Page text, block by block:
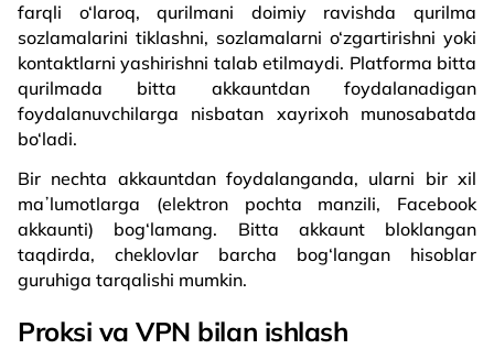
farqli o‘laroq, qurilmani doimiy ravishda qurilma
sozlamalarini tiklashni, sozlamalarni o‘zgartirishni yoki
kontaktlarni yashirishni talab etilmaydi. Platforma bitta
qurilmada bitta akkauntdan foydalanadigan
foydalanuvchilarga nisbatan xayrixoh munosabatda
bo‘ladi.
Bir nechta akkauntdan foydalanganda, ularni bir xil
maʼlumotlarga (elektron pochta manzili, Facebook
akkaunti) bog‘lamang. Bitta akkaunt bloklangan
taqdirda, cheklovlar barcha bog‘langan hisoblar
guruhiga tarqalishi mumkin.
Proksi va VPN bilan ishlash